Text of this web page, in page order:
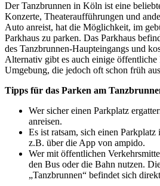
Der Tanzbrunnen in Köln ist eine
Konzerte, Theateraufführungen und
Auto anreist, hat die Möglichkeit, im
Parkhaus zu parken. Das Parkhaus
des Tanzbrunnen-Haupteingangs und
Alternativ gibt es auch einige öffentliche
Umgebung, die jedoch oft schon früh
Tipps für das Parken am
Wer sicher einen Parkplatz
anreisen.
Es ist ratsam, sich einen Parkplatz
z.B. über die App von ampido.
Wer mit öffentlichen
den Bus oder die Bahn nutzen.
„Tanzbrunnen“ befindet sich